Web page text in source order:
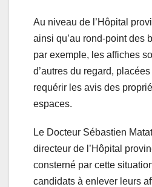
Au niveau de l’Hôpital
ainsi qu’au rond-point des
par exemple, les affiches
d’autres du regard,
requérir les avis des
espaces.
Le Docteur Sébastien
directeur de l’Hôpital
consterné par cette
candidats à enlever leurs